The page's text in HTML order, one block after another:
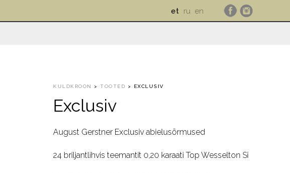
et ru en
KULDKROON >TOOTED > EXCLUSIV
Exclusiv
August Gerstner Exclusiv abielusõrmused
24 briljantlihvis teemantit 0,20 karaati Top Wesselton Si